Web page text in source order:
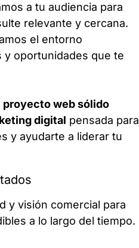
a tu audiencia para
relevante y cercana.
el entorno
y oportunidades que te
proyecto web sólido
digital pensada para
y ayudarte a liderar tu
y visión comercial para
a lo largo del tiempo.